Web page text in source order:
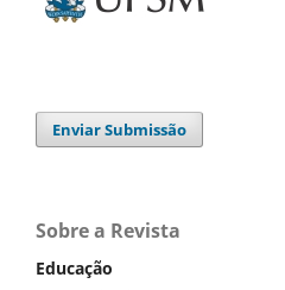
Enviar Submissão
Sobre a Revista
Educação